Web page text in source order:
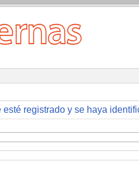
registrado y se haya